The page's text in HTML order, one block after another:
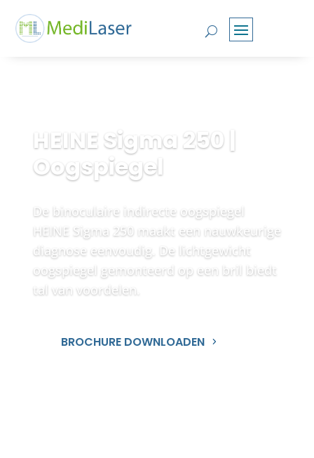
HEINE Sigma 250 |
Oogspiegel
De binoculaire indirecte oogspiegel
HEINE Sigma 250 maakt een nauwkeurige
diagnose eenvoudig. De lichtgewicht
oogspiegel gemonteerd op een bril biedt
tal van voordelen.
BROCHURE DOWNLOADEN